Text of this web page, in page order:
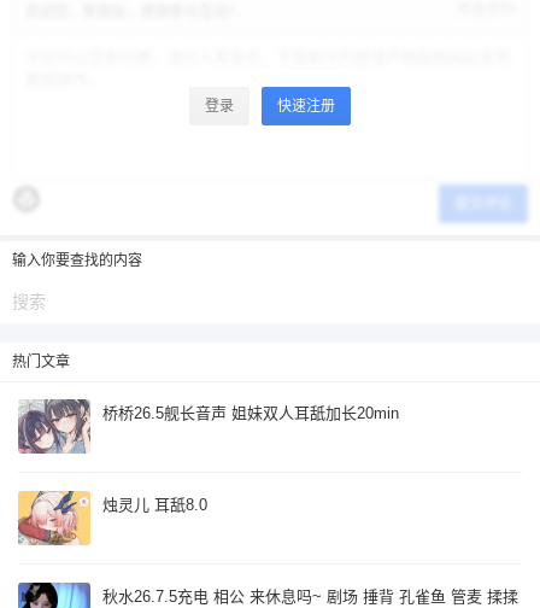
登录 快速注册
输入你要查找的内容
热门文章
桥桥26.5舰长音声 姐妹双人耳舐加长20min
烛灵儿 耳舐8.0
秋水26.7.5充电 相公 来休息吗~ 剧场 捶背 孔雀鱼 管麦 揉揉